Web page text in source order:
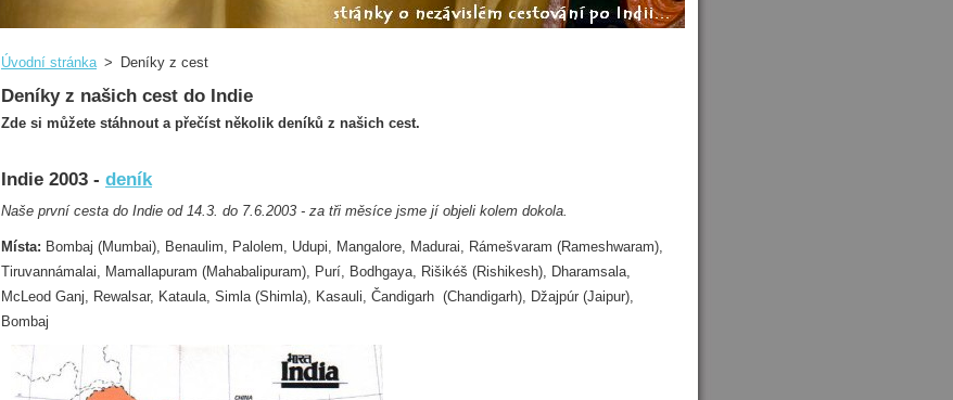
Úvodní stránka > Deníky z cest
Deníky z našich cest do Indie
Zde si můžete stáhnout a přečíst několik deníků z našich cest.
Indie 2003 - deník
Naše první cesta do Indie od 14.3. do 7.6.2003 - za tři měsíce jsme jí objeli kolem dokola.
Místa: Bombaj (Mumbai), Benaulim, Palolem, Udupi, Mangalore, Madurai, Rámešvaram (Rameshwaram),
Tiruvannámalai, Mamallapuram (Mahabalipuram), Purí, Bodhgaya, Rišikéš (Rishikesh), Dharamsala,
McLeod Ganj, Rewalsar, Kataula, Simla (Shimla), Kasauli, Čandigarh (Chandigarh), Džajpúr (Jaipur),
Bombaj